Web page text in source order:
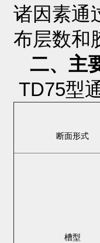
诸因素通
布层数和
二、主
TD75型
断面形式
槽型